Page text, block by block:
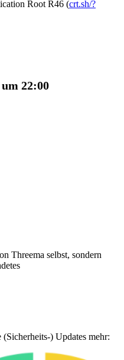
Root R46 (crt.sh/?
22:00
Threema selbst, sondern
) Updates mehr: